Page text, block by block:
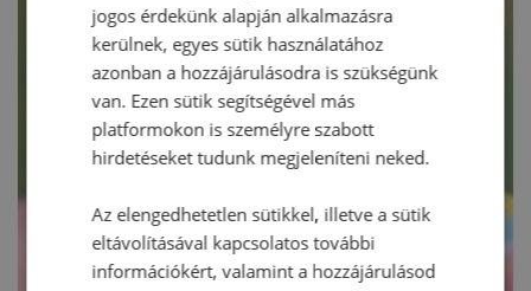
jogos érdekünk alapján alkalmazásra
kerülnek, egyes sütik használatához
azonban a hozzájárulásodra is szükségünk
van. Ezen sütik segítségével más
platformokon is személyre szabott
hirdetéseket tudunk megjeleníteni neked.
Az elengedhetetlen sütikkel, illetve a sütik
eltávolításával kapcsolatos további
információkért, valamint a hozzájárulásod